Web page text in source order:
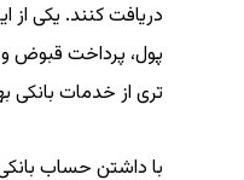
دریافت کنند. یکی از
پول، پرداخت قبوض و
تری از خدمات بانکی
با داشتن حساب